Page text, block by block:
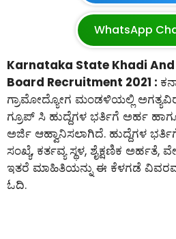
WhatsApp
Karnataka State Khadi
Board Recruitment 2021 :
ಗ್ರಾಮೋದ್ಯೋಗ ಮಂಡಳಿಯಲ್ಲಿ
ಗ್ರೂಪ್ ಸಿ ಹುದ್ದೆಗಳ ಭರ್ತಿಗೆ ಅರ್ಹ
ಅರ್ಜಿ ಆಹ್ವಾನಿಸಲಾಗಿದೆ. ಹುದ್ದೆಗಳ
ಸಂಖ್ಯೆ, ಕರ್ತವ್ಯ ಸ್ಥಳ, ಶೈಕ್ಷಣಿಕ ಅರ್ಹತೆ,
ಇತರೆ ಮಾಹಿತಿಯನ್ನು ಈ ಕೆಳಗಡೆ
ಓದಿ.